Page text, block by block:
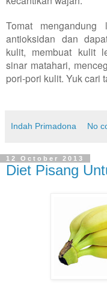
Tomat mengandung
antioksidan dan
kulit, membuat kulit
sinar matahari,
pori-pori kulit. Yuk cari
Indah Primadona No
12 October 2013
Diet Pisang